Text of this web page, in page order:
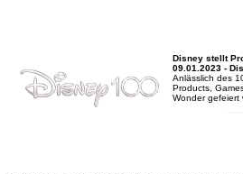
Disney stellt
09.01.2023 -
Anlässlich des
Products,
Wonder